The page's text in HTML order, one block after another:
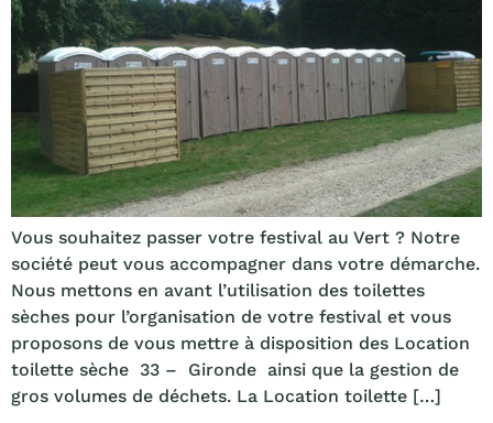
Vous souhaitez passer votre festival au Vert ? Notre
société peut vous accompagner dans votre démarche.
Nous mettons en avant l’utilisation des toilettes
sèches pour l’organisation de votre festival et vous
proposons de vous mettre à disposition des Location
toilette sèche 33 – Gironde ainsi que la gestion de
gros volumes de déchets. La Location toilette […]